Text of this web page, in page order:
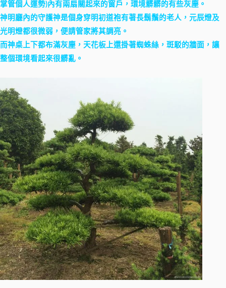
掌管個人運勢)內有兩扇關起來的窗戶，環境髒髒的有些灰塵。
神明廳內的守護神是個身穿明初道袍有著長鬍鬚的老人，元辰燈及
光明燈都很微弱，便請管家將其調亮。
而神桌上下都布滿灰塵，天花板上還掛著蜘蛛絲，斑駁的牆面，讓
整個環境看起來很髒亂。